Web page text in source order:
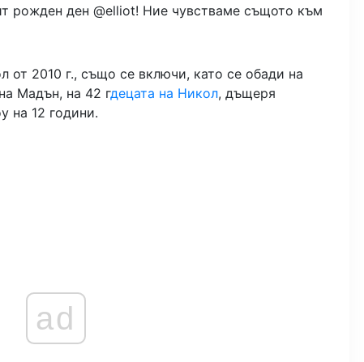
рожден ден @elliot! Ние чувстваме същото към
от 2010 г., също се включи, като се обади на
Мадън, на 42 гдецата на Никол, дъщеря
на 12 години.
ad